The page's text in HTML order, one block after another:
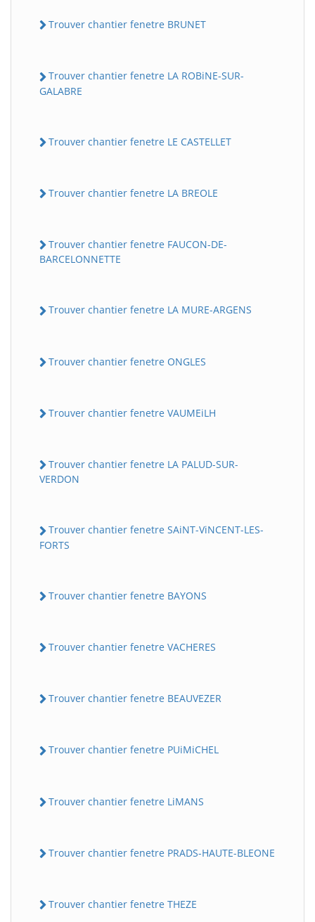
Trouver chantier fenetre BRUNET
Trouver chantier fenetre LA ROBiNE-SUR-
GALABRE
Trouver chantier fenetre LE CASTELLET
Trouver chantier fenetre LA BREOLE
Trouver chantier fenetre FAUCON-DE-
BARCELONNETTE
Trouver chantier fenetre LA MURE-ARGENS
Trouver chantier fenetre ONGLES
Trouver chantier fenetre VAUMEiLH
Trouver chantier fenetre LA PALUD-SUR-
VERDON
Trouver chantier fenetre SAiNT-ViNCENT-LES-
FORTS
Trouver chantier fenetre BAYONS
Trouver chantier fenetre VACHERES
Trouver chantier fenetre BEAUVEZER
Trouver chantier fenetre PUiMiCHEL
Trouver chantier fenetre LiMANS
Trouver chantier fenetre PRADS-HAUTE-BLEONE
Trouver chantier fenetre THEZE